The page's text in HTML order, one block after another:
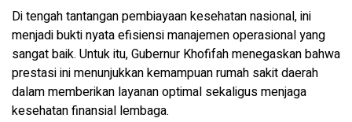
Di tengah tantangan pembiayaan kesehatan nasional, ini
menjadi bukti nyata efisiensi manajemen operasional yang
sangat baik. Untuk itu, Gubernur Khofifah menegaskan bahwa
prestasi ini menunjukkan kemampuan rumah sakit daerah
dalam memberikan layanan optimal sekaligus menjaga
kesehatan finansial lembaga.